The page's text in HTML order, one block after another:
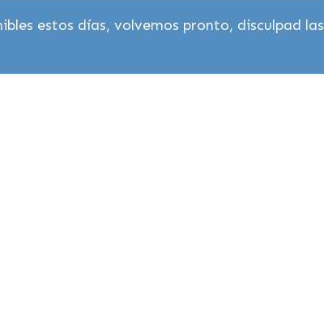
estos días, volvemos pronto, disculpad las